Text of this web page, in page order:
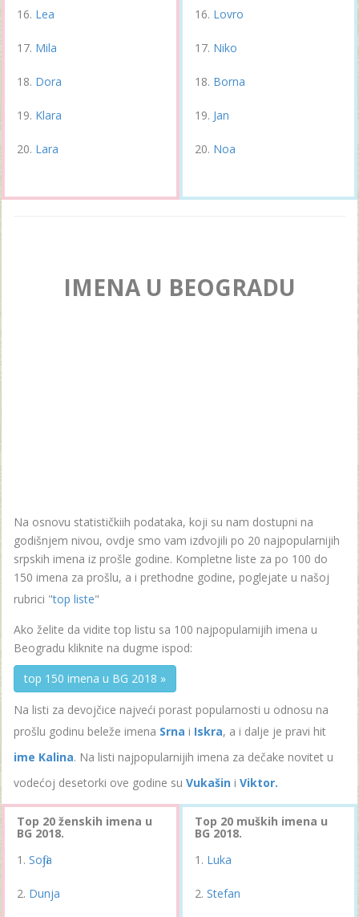
Lea
Mila
Dora
Klara
Lara
Lovro
Niko
Borna
Jan
Noa
IMENA U BEOGRADU
Na osnovu statističkiih podataka, koji su nam dostupni na
godišnjem nivou, ovdje smo vam izdvojili po 20 najpopularnijih
srpskih imena iz prošle godine. Kompletne liste za po 100 do
150 imena za prošlu, a i prethodne godine, poglejate u našoj
rubrici "top liste"
Ako želite da vidite top listu sa 100 najpopularnijih imena u
Beogradu kliknite na dugme ispod:
top 150 imena u BG 2018 »
Na listi za devojčice najveći porast popularnosti u odnosu na
prošlu godinu beleže imena Srna i Iskra, a i dalje je pravi hit
ime Kalina. Na listi najpopularnijih imena za dečake novitet u
vodećoj desetorki ove godine su Vukašin i Viktor.
Top 20 ženskih imena u
BG 2018.
Sofija
Dunja
Top 20 muških imena u
BG 2018.
Luka
Stefan